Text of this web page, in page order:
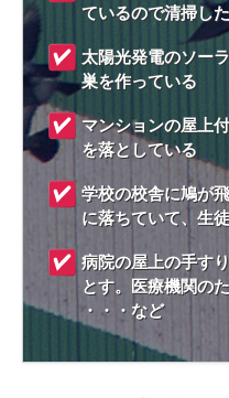
ているので清掃し
太陽光発電のソー
巣を作っている
マンションの屋上
を落としている
学校の校舎に鳩が
に落ちていて、生
病院の屋上の手す
とす。医療機関の
・・・など